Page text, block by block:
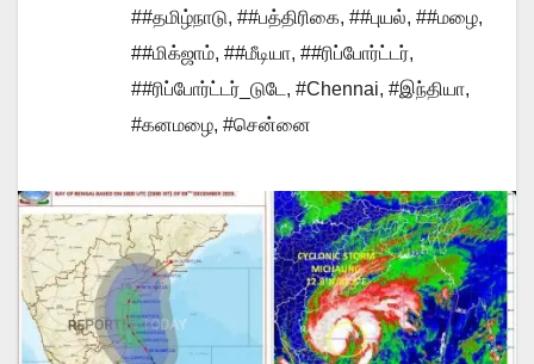
##தமிழ்நாடு, ##பத்திரிகை, ##புயல், ##மழை,
##மிக்ஜாம், ##மீடியா, ##ரிப்போர்ட்டர்,
##ரிப்போர்ட்டர்_டுடே , #Chennai, #இந்தியா,
#கனமழை, #சென்னை